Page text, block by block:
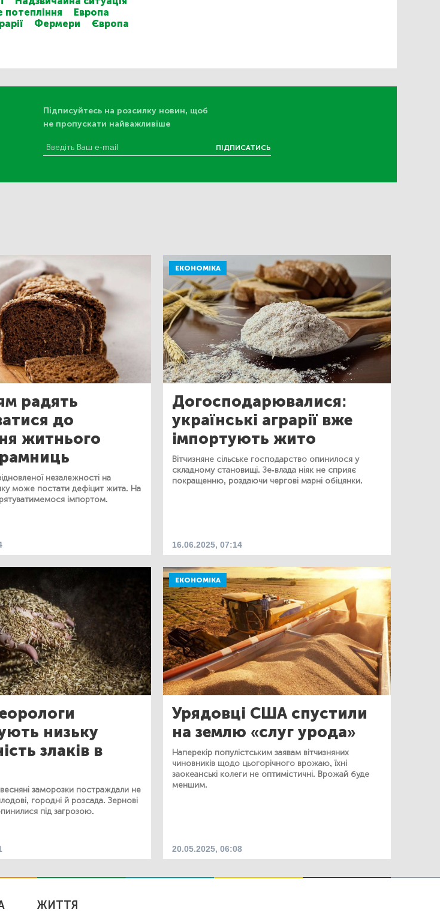
потепління
Европа
Фермери Європа
Підписуйтесь на розсилку новин, щоб
не пропускати найважливіше
ПІДПИСАТИСЬ
радять
до
житнього
незалежності на
може постати дефіцит жита. На
імпортом.
ЕКОНОМІКА
Догосподарювалися:
українські аграрії вже
імпортують жито
Вітчизняне сільське господарство опинилося у
складному становищі. Зе-влада ніяк не сприяє
покращенню, роздаючи чергові марні обіцянки.
16.06.2025, 07:14
низьку
злаків в
весняні заморозки постраждали не
городні й розсада. Зернові
під загрозою.
ЕКОНОМІКА
Урядовці США спустили
на землю «слуг урода»
Наперекір популістським заявам вітчизняних
чиновників щодо цьогорічного врожаю, їхні
заокеанські колеги не оптимістичні. Врожай буде
меншим.
20.05.2025, 06:08
ЖИТТЯ